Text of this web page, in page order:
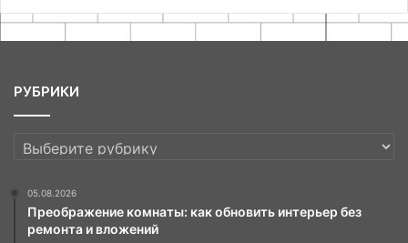
РУБРИКИ
РУБРИКИ
05.08.2026
Преображение комнаты: как обновить интерьер без
ремонта и вложений